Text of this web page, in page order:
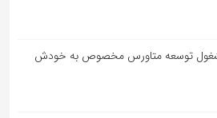
مشغول توسعه متاورس مخصوص به خودش